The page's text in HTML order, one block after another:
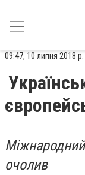
09:47, 10 липня 2018 р.
очолив